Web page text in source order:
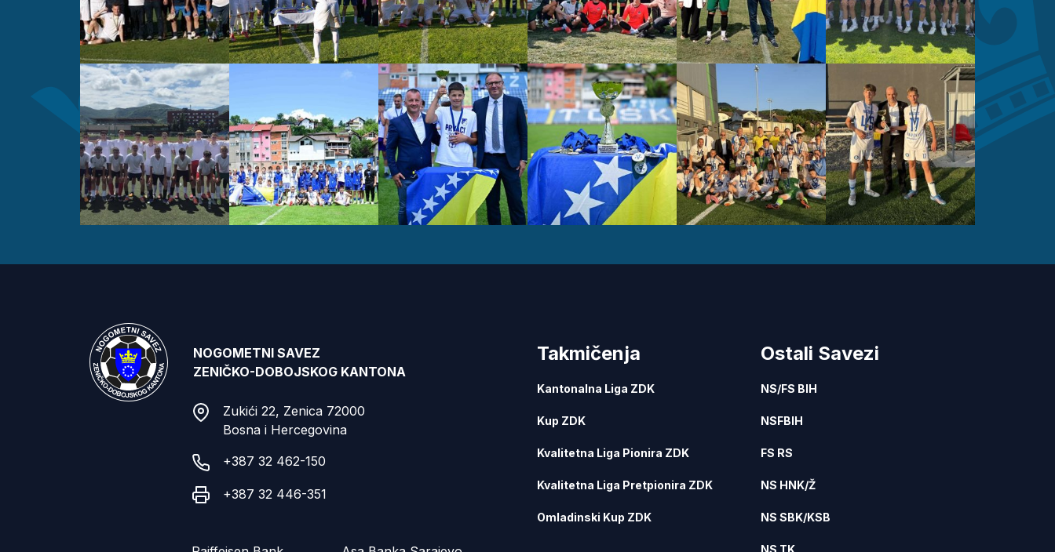
NOGOMETNI SAVEZ
ZENIČKO-DOBOJSKOG KANTONA
Zukići 22, Zenica 72000
Bosna i Hercegovina
+387 32 462-150
+387 32 446-351
Takmičenja
Kantonalna Liga ZDK
Kup ZDK
Kvalitetna Liga Pionira ZDK
Kvalitetna Liga Pretpionira ZDK
Omladinski Kup ZDK
Ostali Savezi
NS/FS BIH
NSFBIH
FS RS
NS HNK/Ž
NS SBK/KSB
NS TK